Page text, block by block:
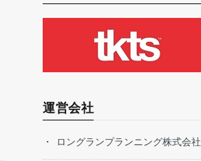
運営会社
ロングランプランニング株式会社